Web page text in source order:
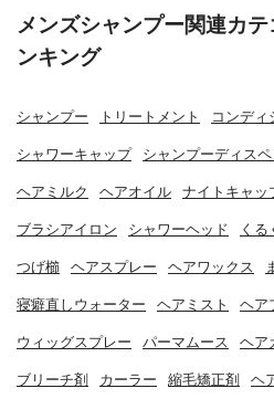
メンズシャンプー関連カ
ンキング
シャンプー トリートメント コンディ
シャワーキャップ シャンプーディス
ヘアミルク ヘアオイル ナイトキャッ
ブラシアイロン シャワーヘッド くる
つげ櫛 ヘアスプレー ヘアワックス
寝癖直しウォーター ヘアミスト ヘア
ウィッグスプレー パーマムース ヘア
ブリーチ剤 カーラー 縮毛矯正剤 ヘ